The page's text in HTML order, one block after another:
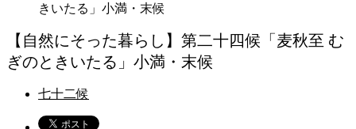
きいたる」小満・末候
【自然にそった暮らし】第二十四候「麦秋至 む
ぎのときいたる」小満・末候
七十二候